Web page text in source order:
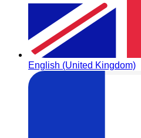
English (United Kingdom)